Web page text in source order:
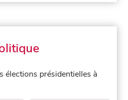
élections présidentielles à